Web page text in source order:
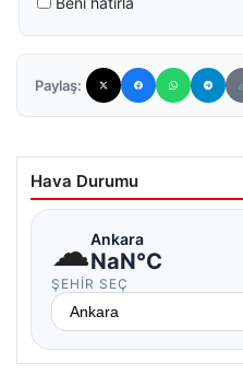
Paylaş:
Hava Durumu
☁Ankara
NaN°C
ŞEHIR SEÇ